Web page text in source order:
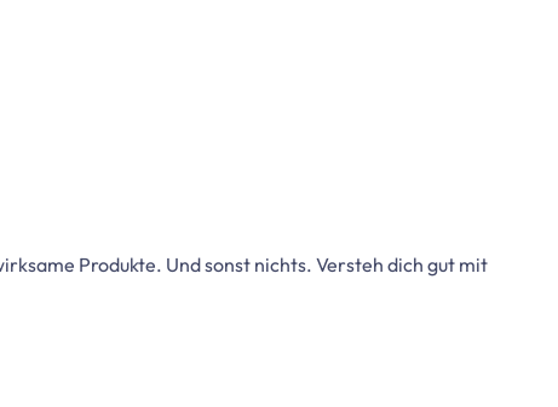
Produkte. Und sonst nichts. Versteh dich gut mit